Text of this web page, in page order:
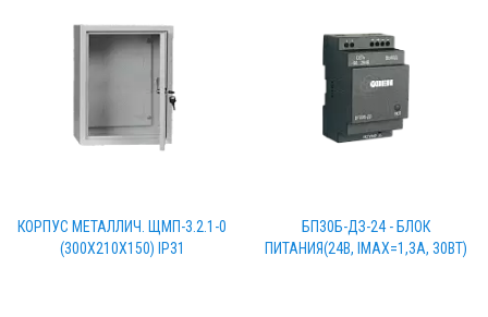
КОРПУС МЕТАЛЛИЧ. ЩМП-3.2.1-0
(300Х210Х150) IP31
БП30Б-ДЗ-24 - БЛОК
ПИТАНИЯ(24В, IMAX=1,3A, 30ВТ)